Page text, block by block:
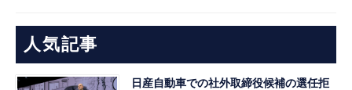
人気記事
日産自動車での社外取締役候補の選任拒